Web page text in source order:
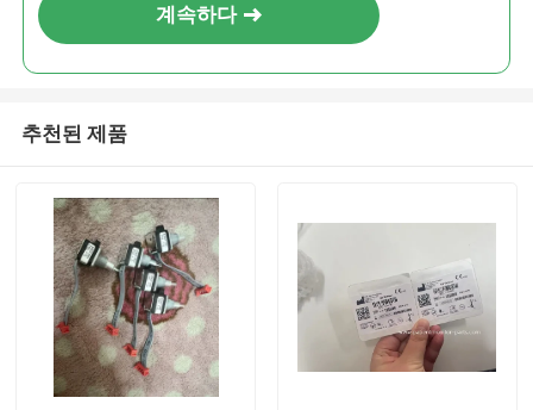
계속하다
추천된 제품